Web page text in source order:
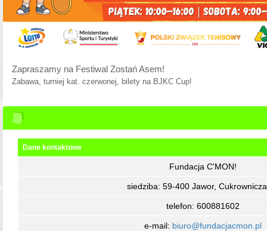
Zapraszamy na Festiwal Zostań Asem!
Zabawa, turniej kat. czerwonej, bilety na BJKC Cup!
Dane kontaktowe
Fundacja C'MON!
siedziba: 59-400 Jawor,
telefon: 600881602
e-mail: biuro@fundacjacmon.pl